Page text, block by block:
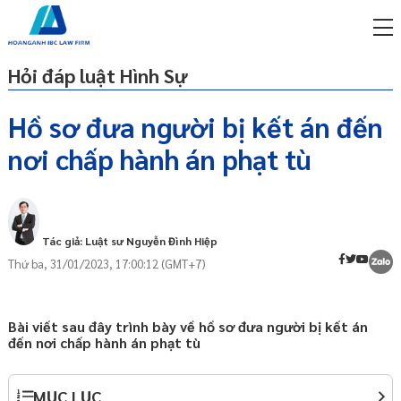
Hỏi đáp luật Hình Sự
Hồ sơ đưa người bị kết án đến
nơi chấp hành án phạt tù
Tác giả: Luật sư Nguyễn Đình Hiệp
Thứ ba, 31/01/2023, 17:00:12 (GMT+7)
Bài viết sau đây trình bày về hồ sơ đưa người bị kết án
đến nơi chấp hành án phạt tù
MỤC LỤC
Thi hành án phạt tù là gì?
phí qua zalo
sư trực tuyến online
ty/doanh nghiệp
gói
phí qua zalo
ty/doanh nghiệp
gói
ty/doanh nghiệp
gói